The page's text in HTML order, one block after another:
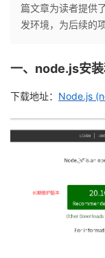
个
主
的
发
篇文章为读者提供
发环境，为后续的
一、node.js安
下载地址： Node.js